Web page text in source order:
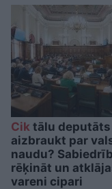
Cik tālu
aizbraukt par
naudu?
rēķināt un
vareni cipari